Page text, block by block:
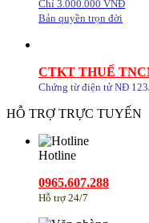
Chỉ 3.000.000 VNĐ
Bản quyền trọn đời
CTKT THUẾ
Chứng từ điện tử NĐ
HỖ TRỢ TRỰC TUYẾN
Hotline
0965.607.288
Hỗ trợ 24/7